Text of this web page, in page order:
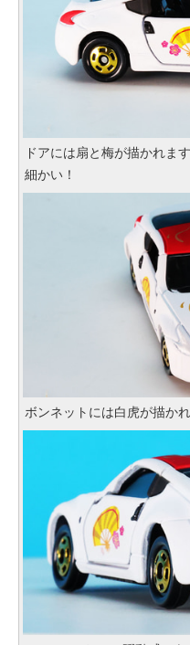
ドアには扇と梅が描かれま
細かい！
ボンネットには白虎が描か